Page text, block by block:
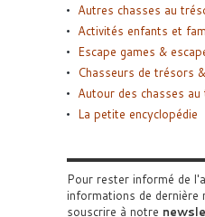
Autres chasses au
Activités enfants et
Escape games &
Chasseurs de trésors
Autour des chasses
La petite encyclopédie
Pour rester informé de
informations de dernière
souscrire à notre